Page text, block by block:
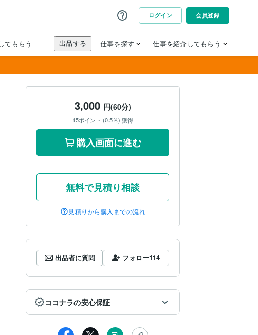
3,000 円(60分)
15ポイント (0.5％) 獲得
購入画面に進む
無料で見積り相談
見積りから購入までの流れ
出品者に質問 フォロー114
ココナラの安心保証